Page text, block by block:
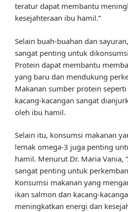
teratur dapat membantu
kesejahteraan ibu hamil.”
Selain buah-buahan dan
sangat penting untuk
Protein dapat membantu
yang baru dan mendukung
Makanan sumber protein
kacang-kacangan sangat
oleh ibu hamil.
Selain itu, konsumsi makanan
lemak omega-3 juga penting
hamil. Menurut Dr. Maria Vania,
sangat penting untuk
Konsumsi makanan yang
ikan salmon dan kacang-
meningkatkan energi dan